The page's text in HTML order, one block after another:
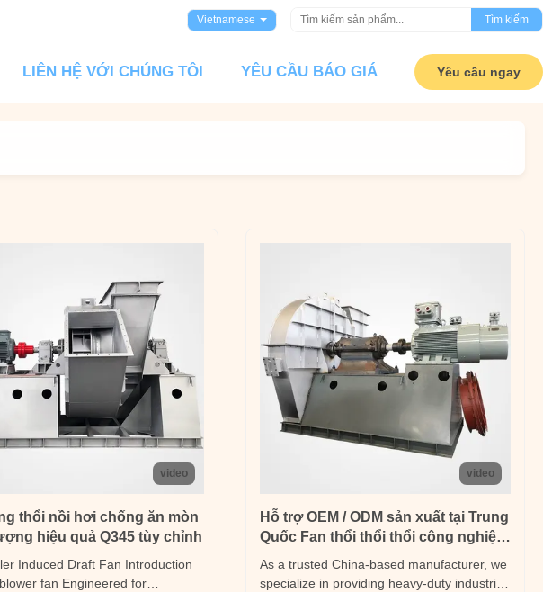
Vietnamese Tìm kiếm
LIÊN HỆ VỚI CHÚNG TÔI YÊU CẦU BÁO GIÁ Yêu cầu ngay
video
thổi nồi hơi chống ăn mòn
hiệu quả Q345 tùy chỉnh
Induced Draft Fan Introduction
fan Engineered for
video
Hỗ trợ OEM / ODM sản xuất tại Trung
Quốc Fan thổi thổi thổi công nghiệp
nặng
As a trusted China-based manufacturer, we
specialize in providing heavy-duty industrial